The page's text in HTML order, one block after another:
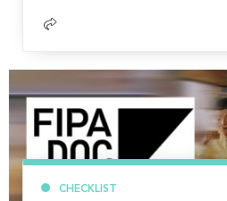
CHECKLIST